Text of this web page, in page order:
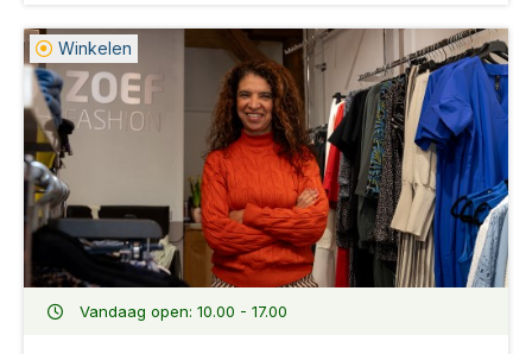
Winkelen
Vandaag open: 10.00 - 17.00